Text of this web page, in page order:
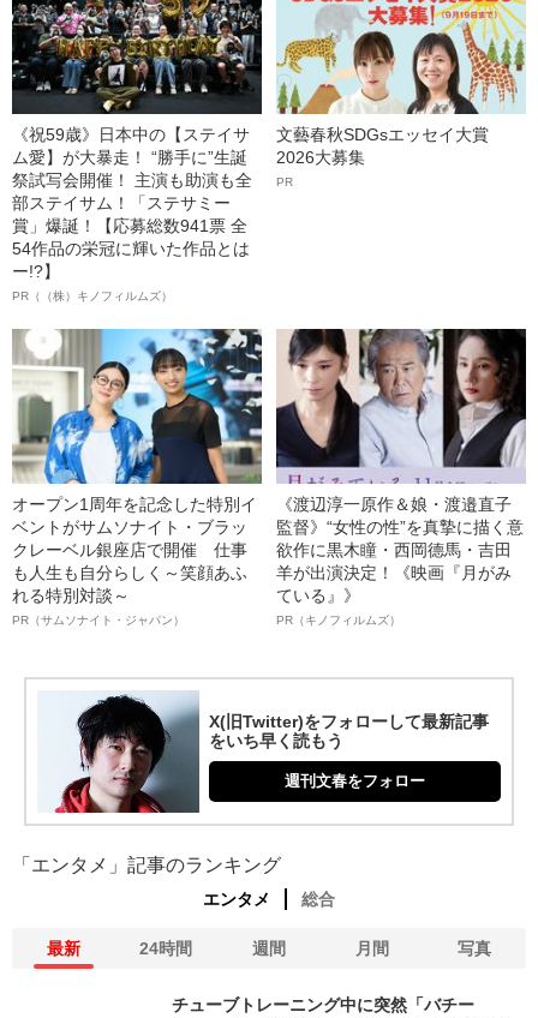
《祝59歳》日本中の【ステイサ
ム愛】が大暴走！ “勝手に”生誕
祭試写会開催！ 主演も助演も全
部ステイサム！「ステサミー
賞」爆誕！【応募総数941票 全
54作品の栄冠に輝いた作品とは
ー!?】
PR（（株）キノフィルムズ）
文藝春秋SDGsエッセイ大賞
2026大募集
PR
オープン1周年を記念した特別イ
ベントがサムソナイト・ブラッ
クレーベル銀座店で開催 仕事
も人生も自分らしく～笑顔あふ
れる特別対談～
PR（サムソナイト・ジャパン）
《渡辺淳一原作＆娘・渡邉直子
監督》“女性の性”を真摯に描く意
欲作に黒木瞳・西岡德馬・吉田
羊が出演決定！《映画『月がみ
ている』》
PR（キノフィルムズ）
X(旧Twitter)をフォローして最新記事
をいち早く読もう
週刊文春をフォロー
「エンタメ」記事のランキング
エンタメ 総合
最新 24時間 週間 月間 写真
チューブトレーニング中に突然「バチー